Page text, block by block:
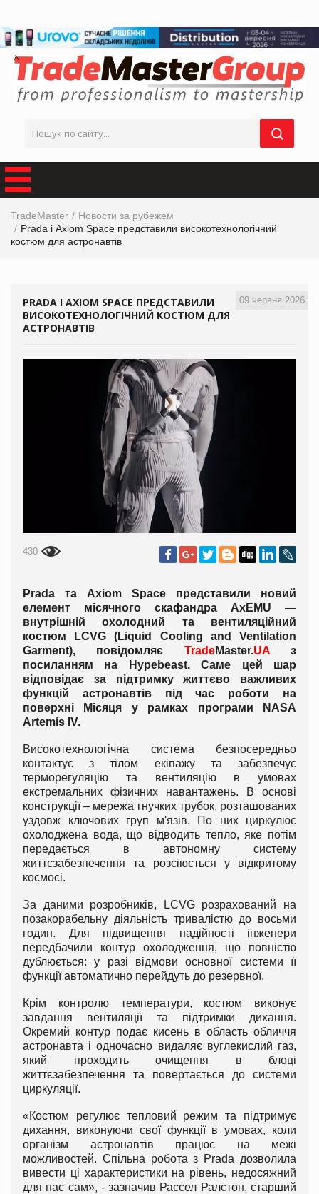
TradeMaster
Новости за рубежем
Prada і Axiom Space представили високотехнологічний
костюм для астронавтів
09 червня 2026
PRADA І AXIOM SPACE ПРЕДСТАВИЛИ
ВИСОКОТЕХНОЛОГІЧНИЙ КОСТЮМ ДЛЯ
АСТРОНАВТІВ
430
Prada та Axiom Space представили новий
елемент місячного скафандра AxEMU —
внутрішній охолодний та вентиляційний
костюм LCVG (Liquid Cooling and Ventilation
Garment), повідомляє TradeMaster.UAз
посиланням на Hypebeast. Саме цей шар
відповідає за підтримку життєво важливих
функцій астронавтів під час роботи на
поверхні Місяця у рамках програми NASA
Artemis IV.
Високотехнологічна система безпосередньо
контактує з тілом екіпажу та забезпечує
терморегуляцію та вентиляцію в умовах
екстремальних фізичних навантажень. В основі
конструкції – мережа гнучких трубок, розташованих
уздовж ключових груп м'язів. По них циркулює
охолоджена вода, що відводить тепло, яке потім
передається в автономну систему
життєзабезпечення та розсіюється у відкритому
космосі.
За даними розробників, LCVG розрахований на
позакорабельну діяльність тривалістю до восьми
годин. Для підвищення надійності інженери
передбачили контур охолодження, що повністю
дублюється: у разі відмови основної системи її
функції автоматично перейдуть до резервної.
Крім контролю температури, костюм виконує
завдання вентиляції та підтримки дихання.
Окремий контур подає кисень в область обличчя
астронавта і одночасно видаляє вуглекислий газ,
який проходить очищення в блоці
життєзабезпечення та повертається до системи
циркуляції.
«Костюм регулює тепловий режим та підтримує
дихання, виконуючи свої функції в умовах, коли
організм астронавтів працює на межі
можливостей. Спільна робота з Prada дозволила
вивести ці характеристики на рівень, недосяжний
для нас сам», - зазначив Рассел Ралстон, старший